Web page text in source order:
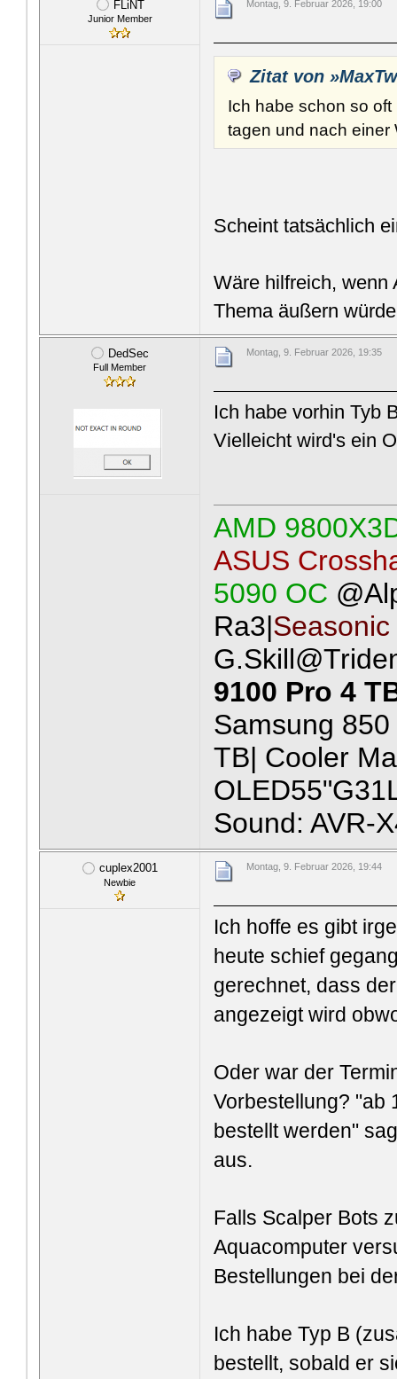
FLiNT
Junior Member
Montag, 9. Februar 2026, 19:00
Zitat von
Ich habe schon so
tagen und nach einer
Scheint tatsächlich
Wäre hilfreich, wenn
Thema äußern
DedSec
Full Member
Montag, 9. Februar 2026, 19:35
Ich habe vorhin Tyb
Vielleicht wird's ein
AMD
ASUS
5090 OC
Ra3|
9100 Pro 4
Samsung
TB| Cooler
Sound: AVR-
cuplex2001
Newbie
Montag, 9. Februar 2026, 19:44
Ich hoffe es gibt
heute schief
gerechnet, dass
angezeigt wird
Oder war der
Vorbestellung? "ab
bestellt werden"
aus.
Falls Scalper Bots
Aquacomputer
Bestellungen bei
Ich habe Typ B
bestellt, sobald er